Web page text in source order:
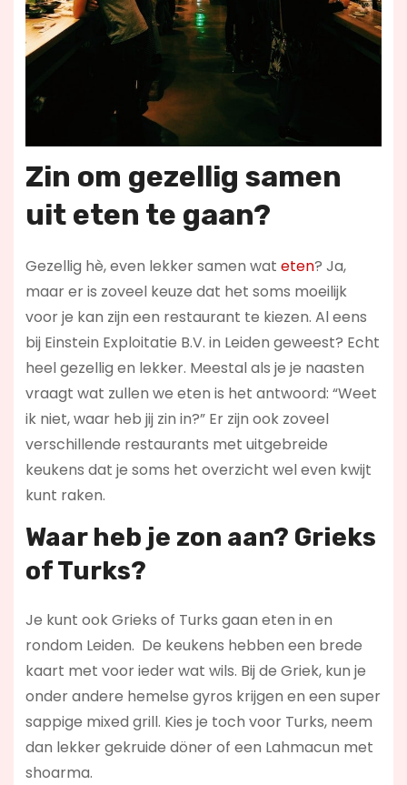
Zin om gezellig samen
uit eten te gaan?
Gezellig hè, even lekker samen wat eten? Ja,
maar er is zoveel keuze dat het soms moeilijk
voor je kan zijn een restaurant te kiezen. Al eens
bij Einstein Exploitatie B.V. in Leiden geweest? Echt
heel gezellig en lekker. Meestal als je je naasten
vraagt wat zullen we eten is het antwoord: “Weet
ik niet, waar heb jij zin in?” Er zijn ook zoveel
verschillende restaurants met uitgebreide
keukens dat je soms het overzicht wel even kwijt
kunt raken.
Waar heb je zon aan? Grieks
of Turks?
Je kunt ook Grieks of Turks gaan eten in en
rondom Leiden. De keukens hebben een brede
kaart met voor ieder wat wils. Bij de Griek, kun je
onder andere hemelse gyros krijgen en een super
sappige mixed grill. Kies je toch voor Turks, neem
dan lekker gekruide döner of een Lahmacun met
shoarma.